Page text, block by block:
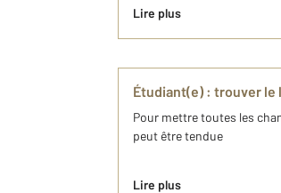
Lire plus
Étudiant(e) : trouver
Pour mettre toutes les
peut être tendue
Lire plus